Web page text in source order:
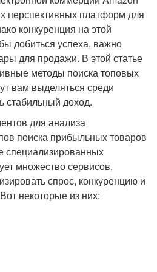
перспективных платформ для
конкуренция на этой
добиться успеха, важно
для продажи. В этой статье
методы поиска топовых
вам выделяться среди
стабильный доход.
для анализа
поиска прибыльных товаров
специализированных
множество сервисов,
спрос, конкуренцию и
некоторые из них: